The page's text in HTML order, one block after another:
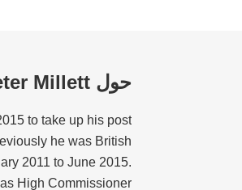
حول Peter Millett
to take up his post
he was British
2011 to June 2015.
High Commissioner ...